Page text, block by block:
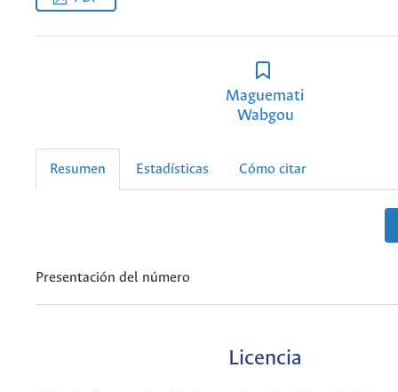
Maguemati
Wabgou
Resumen Estadísticas Cómo citar
Presentación del número
Licencia